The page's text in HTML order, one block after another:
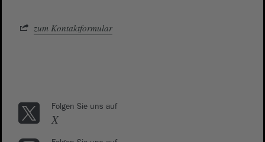
zum Kontaktformular
Folgen Sie uns auf
X